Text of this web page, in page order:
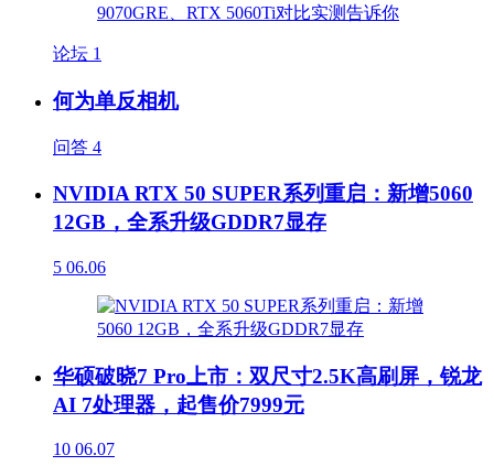
论坛 1
何为单反相机
问答 4
NVIDIA RTX 50 SUPER系列重启：新增5060
12GB，全系升级GDDR7显存
5 06.06
华硕破晓7 Pro上市：双尺寸2.5K高刷屏，锐龙
AI 7处理器，起售价7999元
10 06.07